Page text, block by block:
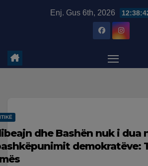
Enj. Gus 6th, 2026
dhe Bashën nuk i dua
demokratëve: